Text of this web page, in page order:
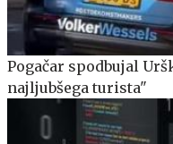
Pogačar spodbujal
najljubšega turista"